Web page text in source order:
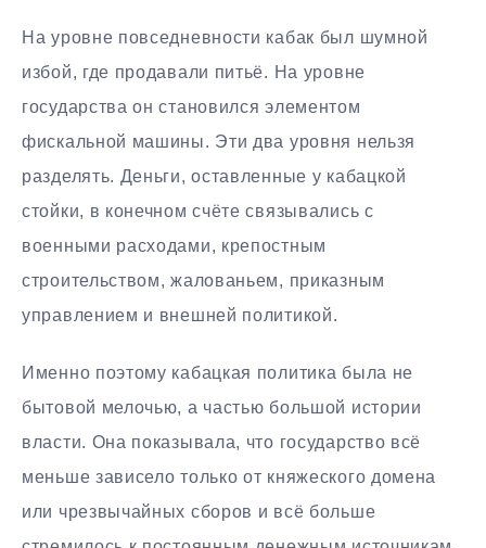
На уровне повседневности кабак был шумной
избой, где продавали питьё. На уровне
государства он становился элементом
фискальной машины. Эти два уровня нельзя
разделять. Деньги, оставленные у кабацкой
стойки, в конечном счёте связывались с
военными расходами, крепостным
строительством, жалованьем, приказным
управлением и внешней политикой.
Именно поэтому кабацкая политика была не
бытовой мелочью, а частью большой истории
власти. Она показывала, что государство всё
меньше зависело только от княжеского домена
или чрезвычайных сборов и всё больше